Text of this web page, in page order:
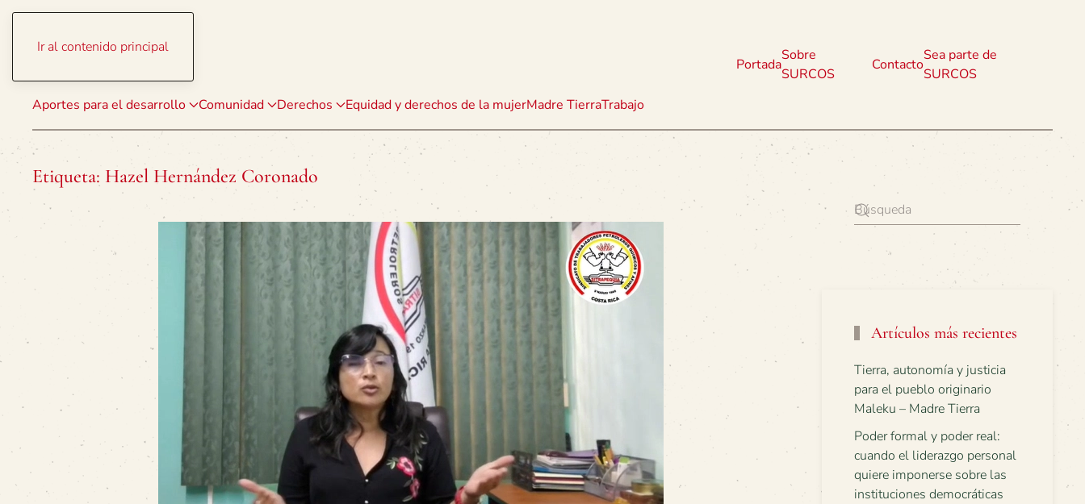
Ir al contenido principal
Aportes para el desarrollo Comunidad Derechos Equidad y derechos de la mujerMadre TierraTrabajo
Portada
Sobre
SURCOS
Contacto
Sea parte de
SURCOS
Etiqueta: Hazel Hernández Coronado
Artículos más recientes
Tierra, autonomía y justicia
para el pueblo originario
Maleku – Madre Tierra
Poder formal y poder real:
cuando el liderazgo personal
quiere imponerse sobre las
instituciones democráticas